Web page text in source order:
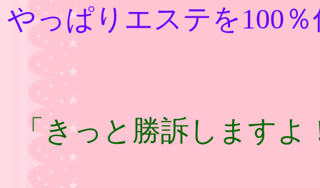
やっぱりエステを100
「きっと勝訴します